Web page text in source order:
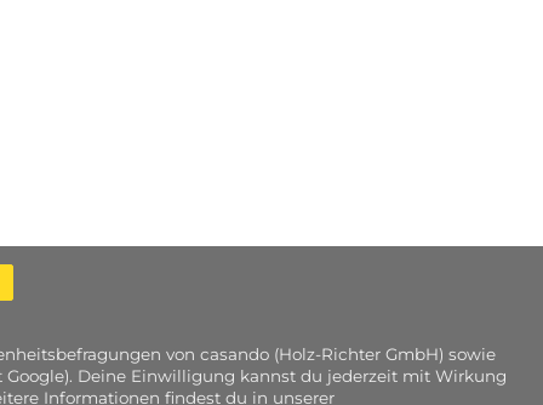
von casando (Holz-Richter GmbH) sowie
Deine Einwilligung kannst du jederzeit mit Wirkung
Informationen findest du in unserer